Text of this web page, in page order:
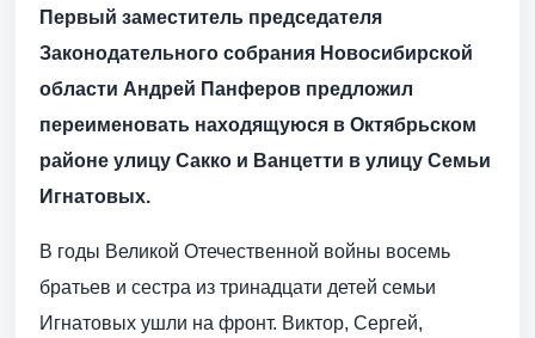
Первый заместитель председателя
Законодательного собрания Новосибирской
области Андрей Панферов предложил
переименовать находящуюся в Октябрьском
районе улицу Сакко и Ванцетти в улицу Семьи
Игнатовых.
В годы Великой Отечественной войны восемь
братьев и сестра из тринадцати детей семьи
Игнатовых ушли на фронт. Виктор, Сергей,